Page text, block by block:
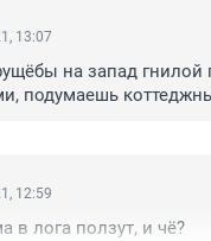
13:07
на запад гнилой
подумаешь
12:59
в лога ползут, и чё?